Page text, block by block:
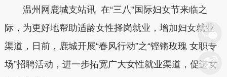
温州网鹿城支站讯 在“三八”国际妇女节来临之
际，为更好地帮助适龄女性择岗就业，增加妇女就业
渠道，日前，鹿城开展“春风行动”之“铿锵玫瑰 女职专
场”招聘活动，进一步拓宽广大女性就业渠道，促进女